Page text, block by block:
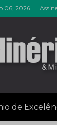
06, 2026
de